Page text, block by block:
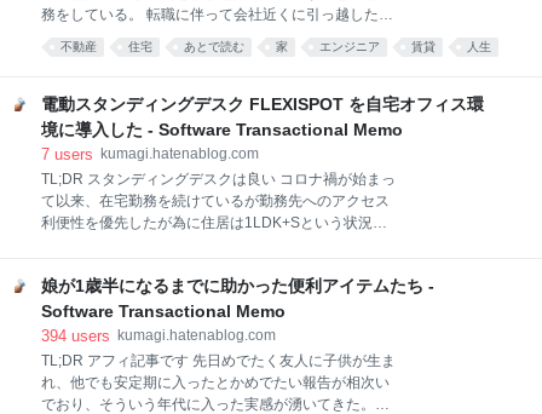
るレアな本である。これらに付いて論じている日本語
の本は知る限り (TAoMP本と昔僕
務をしている。 転職に伴って会社近くに引っ越したの
で通勤のドアtoドアで30分台を叩き出していた好立地
はその活躍の機会をすっかり失った一方で、妥協した
育て核家族を襲った。 外で遊び足りない娘は泣き、広
がった活動範囲で家中の物を無秩序に引っ掻き回すの
で必然的に触られたくないものは高いところに置くこ
間は生活の難度を高めジワジワと真綿で首を締めるよ
うな状況が続いた。 住んでいたマンションは駅に近い
のは良いが作りは古く、冬には窓枠が結露しカビが発
露を起こし室内はカビに見舞われた。それとの因果関
係は不明だが冬場の慢性的な体調不良が家庭内の治安
を更に悪化
不動産 住宅 あとで読む 家 エンジニア 賃貸 人生
電動スタンディングデスク FLEXISPOT を自宅オフィス環
境に導入した - Software Transactional Memo
7 users
kumagi.hatenablog.com
TL;DR スタンディングデスクは良い コロナ禍が始まっ
て以来、在宅勤務を続けているが勤務先へのアクセス
利便性を優先したが為に住居は1LDK+Sという状況
降デスクと1m程度での高さ固定デスクの2種類が見つ
かるが、人間の身長は±30cm以上の個人差がある中で
特定の固定の高さがジャストフィットする望みは薄
く、長時間作業を前提とする場合は微妙な高さのズレ
が腰痛や肩こりなどの形で跳ね返ってくるのでジャス
トフィットに調節できる昇降デスクをおすすめした
娘が1歳半になるまでに助かった便利アイテムたち -
Software Transactional Memo
394 users
kumagi.hatenablog.com
TL;DR アフィ記事です 先日めでたく友人に子供が生ま
れ、他でも安定期に入ったとかめでたい報告が相次い
でおり、そういう年代に入った実感が湧いてきた。